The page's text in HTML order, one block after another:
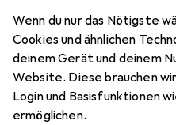
Wenn du nur das Nötigste
Cookies und ähnlichen
deinem Gerät und deinem
Website. Diese brauchen
Login und Basisfunktionen
ermöglichen.
5
Glutz
EUR
62,90